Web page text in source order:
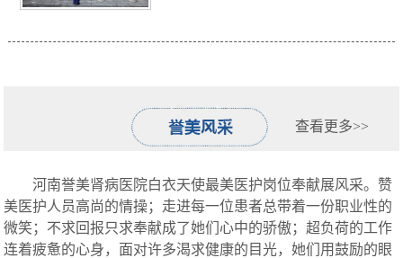
查看更多>>
河南誉美肾病医院白衣天使最美医护岗位奉献展风采。赞
美医护人员高尚的情操；走进每一位患者总带着一份职业性的
微笑；不求回报只求奉献成了她们心中的骄傲；超负荷的工作
连着疲惫的心身，面对许多渴求健康的目光，她们用鼓励的眼